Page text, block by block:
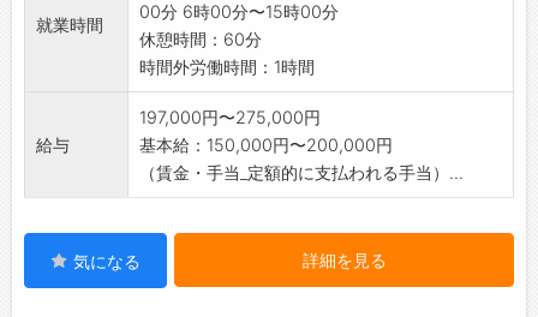
就業時間
00分 6時00分〜15時00分
休憩時間：60分
時間外労働時間：1時間
給与
197,000円〜275,000円
基本給：150,000円〜200,000円
（賃金・手当_定額的に支払われる手当）...
気になる 詳細を見る